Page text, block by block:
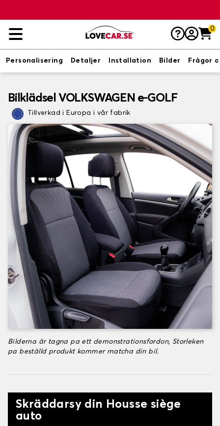
0
Personalisering Detaljer Installation Bilder Frågor
Bilklädsel VOLKSWAGEN e-GOLF
Tillverkad i Europa i vår fabrik
Bilderna är tagna pa ett demonstrationsfordon, Storleken
pa beställd produkt kommer matcha din bil.
Skräddarsy din Housse siège
auto